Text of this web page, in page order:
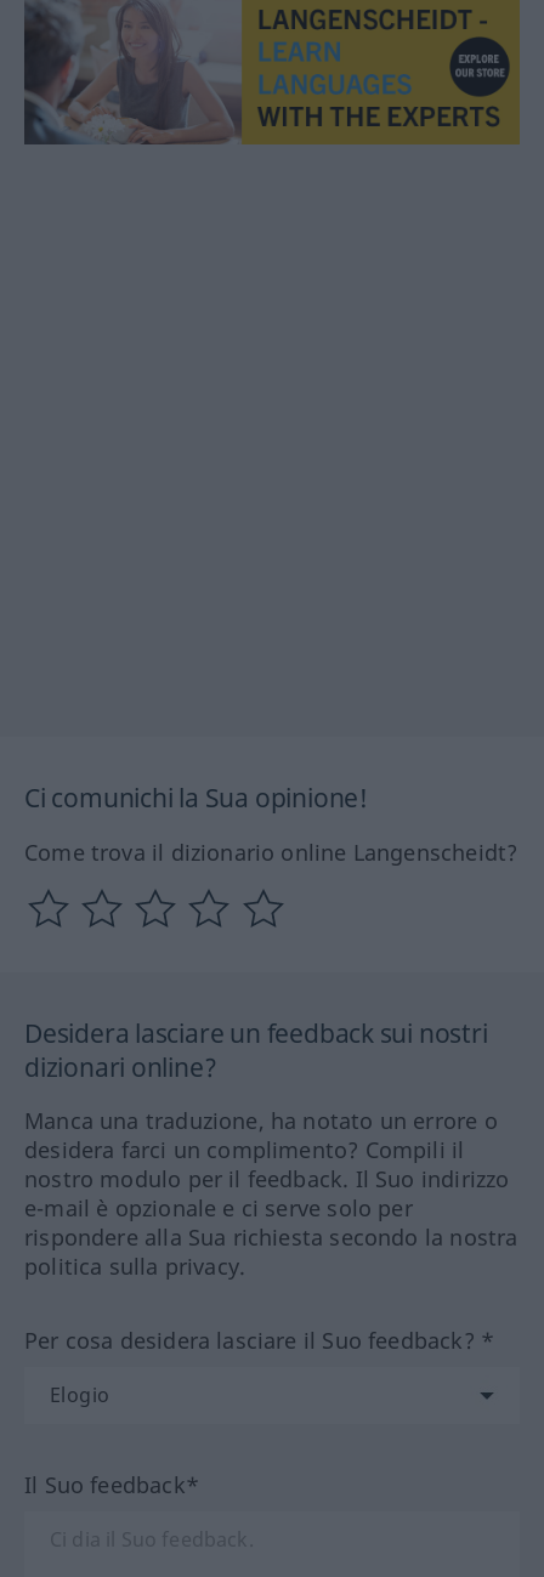
Ci comunichi la Sua opinione!
Come trova il dizionario online Langenscheidt?
Desidera lasciare un feedback sui nostri
dizionari online?
Manca una traduzione, ha notato un errore o
desidera farci un complimento? Compili il
nostro modulo per il feedback. Il Suo indirizzo
e-mail è opzionale e ci serve solo per
rispondere alla Sua richiesta secondo la nostra
politica sulla privacy.
Per cosa desidera lasciare il Suo feedback? *
Il Suo feedback*